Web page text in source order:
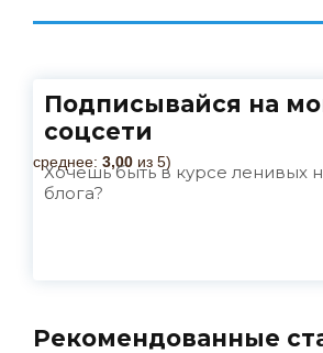
среднее: 3,00 из 5)
Подписывайся на
соцсети
Хочешь быть в курсе ленивых
блога?
Рекомендованные